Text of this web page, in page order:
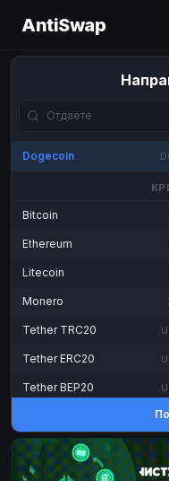
AntiSwap
Dogecoin
Bitcoin
Ethereum
Litecoin
Monero
Tether TRC20
Tether ERC20
Tether BEP20
Toncoin
TRX